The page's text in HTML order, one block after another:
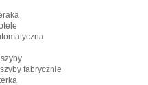
fabrycznie